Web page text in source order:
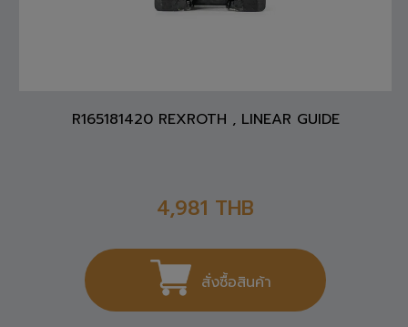
R165181420 REXROTH , LINEAR GUIDE
4,981 THB
สั่งซื้อสินค้า